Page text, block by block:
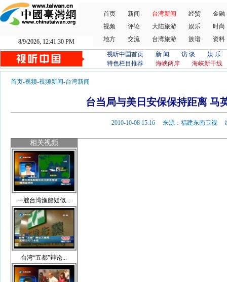
8/9/2026, 12:41:30 PM
首页 新闻 台湾新闻 经贸
金融
视频
评论 大陆旅游 娱乐
时尚
地方
交流 台湾旅游 族谱 资料
视听中国首页 新 闻 访 谈
娱 乐
特色栏目推荐
海峡两岸 海峡新干线
首页-视频-视频新闻-台湾新闻
台当局与美日安保保持距离 马
2010-10-08 15:16 来源：福建东南卫视
相关视频
一艘台湾渔船疑似...
台湾“五都”辩论...